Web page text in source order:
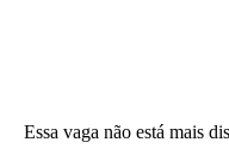
Essa vaga não está mais